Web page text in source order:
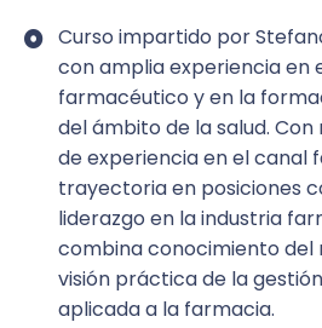
gestor a empresario
Análisis del modelo actual
retos del sector
Identificación de las
consumen tiempo y
Herramientas de
aplicadas a la farmacia
Introducción alBusiness
aplicado al negocio
Curso impartido por
con amplia experiencia en
farmacéutico y en la
del ámbito de la salud.
de experiencia en el canal
trayectoria en posiciones
liderazgo en la industria
combina conocimiento del
visión práctica de la
aplicada a la farmacia.